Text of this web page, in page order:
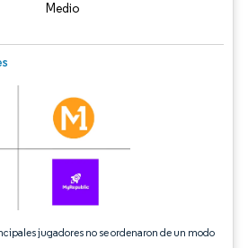
Medio
jugadores no se ordenaron de un modo
El uso requiere atribución según CC BY 4.0.